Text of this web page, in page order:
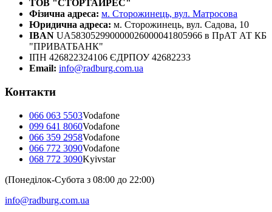
ТОВ "СТОРТАЙРЕС"
Фізична адреса: м. Сторожинець, вул. Матросова
Юридична адреса: м. Сторожинець, вул. Садова, 10
IBAN UA583052990000026000041805966 в ПрАТ АТ КБ
"ПРИВАТБАНК"
ІПН 426822324106 ЄДРПОУ 42682233
Email: info@radburg.com.ua
Контакти
066 063 5503Vodafone
099 641 8060Vodafone
066 359 2958Vodafone
066 772 3090Vodafone
068 772 3090Kyivstar
(Понеділок-Субота з 08:00 до 22:00)
info@radburg.com.ua